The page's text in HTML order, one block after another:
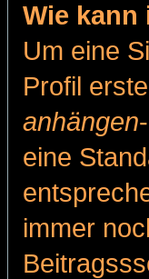
Wie kann
Um eine
Profil
anhängen
eine
immer